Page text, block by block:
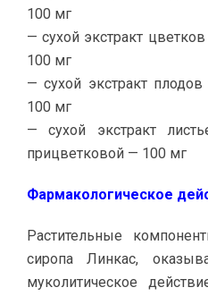
100 мг
— сухой экстракт
100 мг
— сухой экстракт
100 мг
— сухой экстракт
прицветковой — 100 мг
Фармакологическое
Растительные
сиропа Линкас,
муколитическое